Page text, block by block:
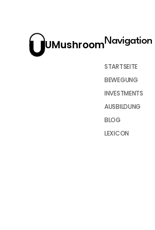
UMushroomNavigation
STARTSEITE
BEWEGUNG
INVESTMENTS
AUSBILDUNG
BLOG
LEXICON